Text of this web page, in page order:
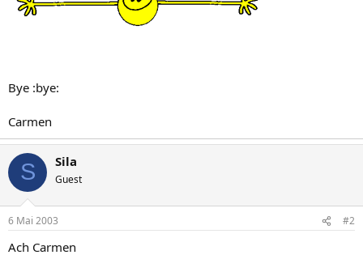
Bye :bye:
Carmen
S Sila
Guest
6 Mai 2003 #2
Ach Carmen